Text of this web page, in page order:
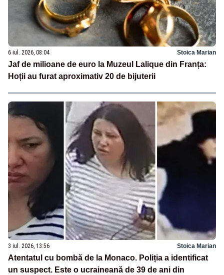
6 iul. 2026, 08:04 Stoica Marian
Jaf de milioane de euro la Muzeul Lalique din Franța:
Hoții au furat aproximativ 20 de bijuterii
3 iul. 2026, 13:56 Stoica Marian
Atentatul cu bombă de la Monaco. Poliția a identificat
un suspect. Este o ucraineană de 39 de ani din